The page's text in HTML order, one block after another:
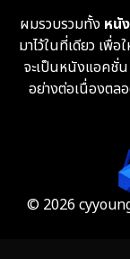
ผมรวบรวมทั้ง หนั
มาไว้ในที่เดียว เพื่อ
จะเป็นหนังแอคชั่
อย่างต่อเนื่องตล
© 2026